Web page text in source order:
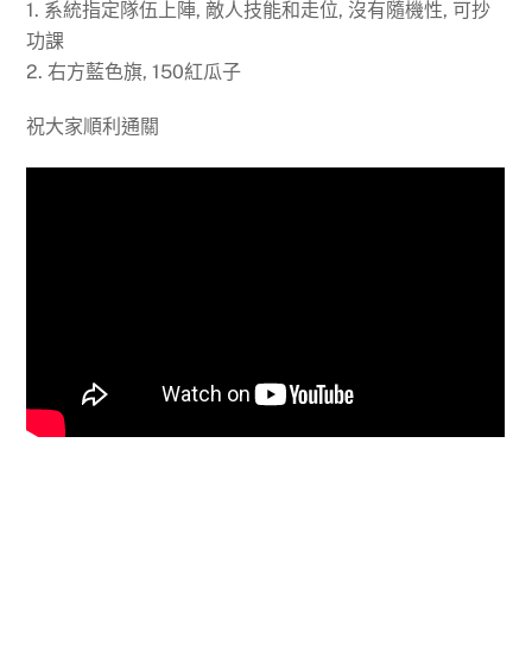
1. 系統指定隊伍上陣, 敵人技能和走位, 沒有隨機性, 可抄
功課
2. 右方藍色旗, 150紅瓜子
祝大家順利通關